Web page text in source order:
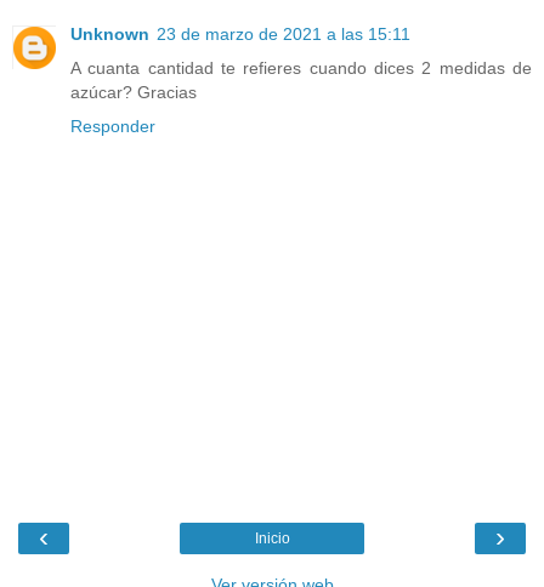
Unknown 23 de marzo de 2021 a las 15:11
A cuanta cantidad te refieres cuando dices 2 medidas de
azúcar? Gracias
Responder
‹ ›
Inicio